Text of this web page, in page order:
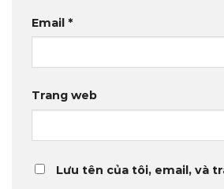
Email *
Trang web
Lưu tên của tôi, email, và